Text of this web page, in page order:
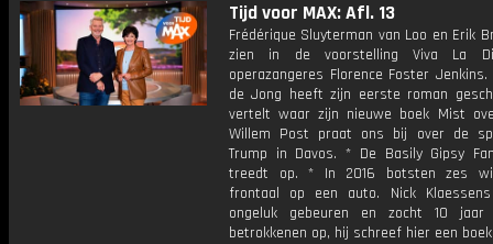
Tijd voor MAX: Afl. 13
Frédérique Sluyterman van Loo en Erik
zien in de voorstelling Viva La
operazangeres Florence Foster
de Jong heeft zijn eerste roman
vertelt waar zijn nieuwe boek Mist
Willem Post praat ons bij over de
Trump in Davos. * De Basily Gipsy
treedt op. * In 2016 botsten zes
frontaal op een auto. Nick
ongeluk gebeuren en zocht 10
betrokkenen op, hij schreef hier een